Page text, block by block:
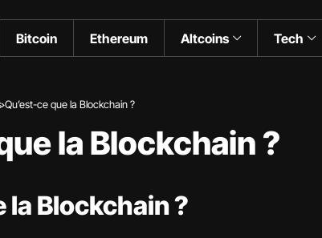
Bitcoin Ethereum Altcoins Tech
Qu’est-ce que la Blockchain ?
la Blockchain ?
la Blockchain ?